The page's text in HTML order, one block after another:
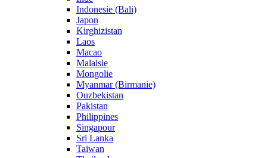
Indonesie (Bali)
Japon
Kirghizistan
Laos
Macao
Malaisie
Mongolie
Myanmar (Birmanie)
Ouzbekistan
Pakistan
Philippines
Singapour
Sri Lanka
Taiwan